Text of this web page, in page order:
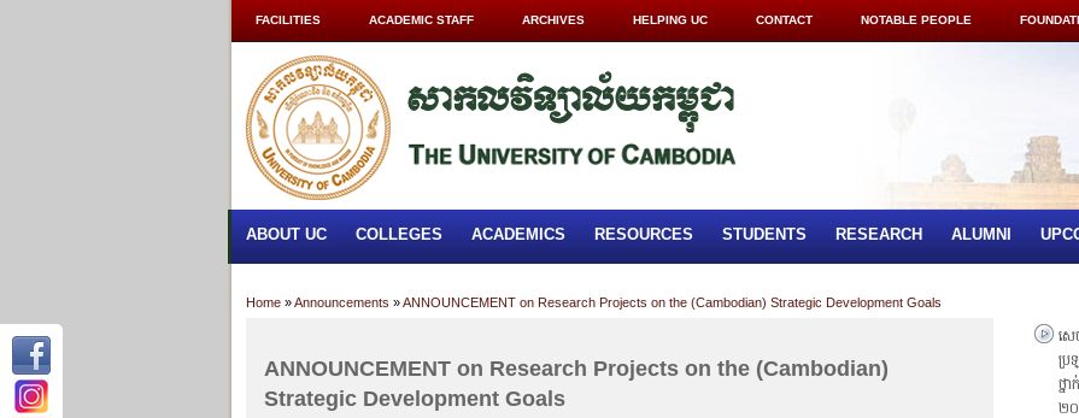
FACILITIES ACADEMIC STAFF ARCHIVES HELPING UC CONTACT NOTABLE PEOPLE
ABOUT UC COLLEGES ACADEMICS RESOURCES STUDENTS RESEARCH ALUMNI
Home »Announcements »ANNOUNCEMENT on Research Projects on the (Cambodian) Strategic Development Goals
ANNOUNCEMENT on Research Projects on the (Cambodian)
Strategic Development Goals
សេ
ប្រ
ថ្ន
២